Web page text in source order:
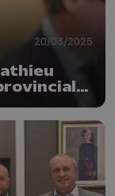
20/03/2025